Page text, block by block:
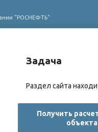
"РОСНЕФТЬ"
Задача
Раздел сайта
Получить
объекта